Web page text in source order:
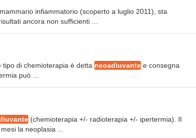
infiammatorio (scoperto a luglio 2011), sta
ancora non sufficienti ...
tipo di chemioterapia è detta neoadiuvante e consegna
può ...
(chemioterapia +/- radioterapia +/- ipertermia). Il
la neoplasia ...